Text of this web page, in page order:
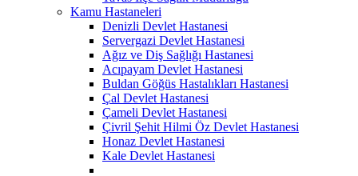
Kamu Hastaneleri
Denizli Devlet Hastanesi
Servergazi Devlet Hastanesi
Ağız ve Diş Sağlığı Hastanesi
Acıpayam Devlet Hastanesi
Buldan Göğüs Hastalıkları Hastanesi
Çal Devlet Hastanesi
Çameli Devlet Hastanesi
Çivril Şehit Hilmi Öz Devlet Hastanesi
Honaz Devlet Hastanesi
Kale Devlet Hastanesi